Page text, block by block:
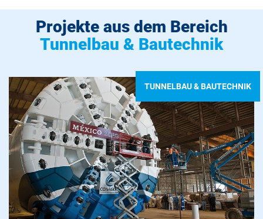
Projekte aus dem Bereich
Tunnelbau & Bautechnik
TUNNELBAU & BAUTECHNIK